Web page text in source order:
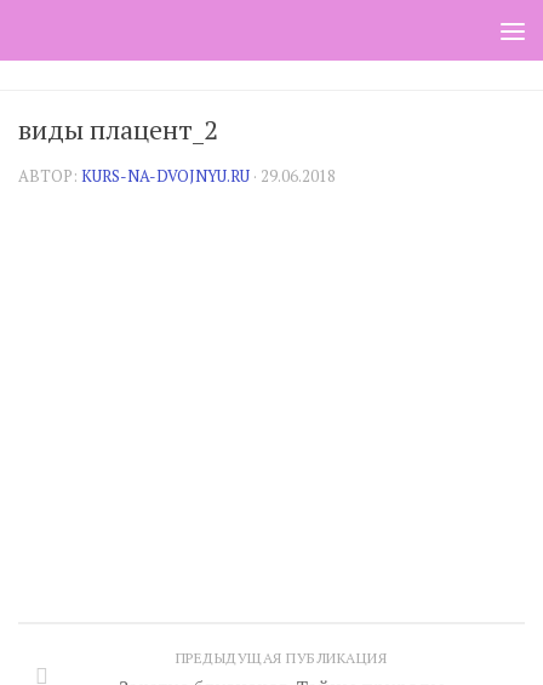
виды плацент_2
АВТОР: KURS-NA-DVOJNYU.RU · 29.06.2018
ПРЕДЫДУЩАЯ ПУБЛИКАЦИЯ